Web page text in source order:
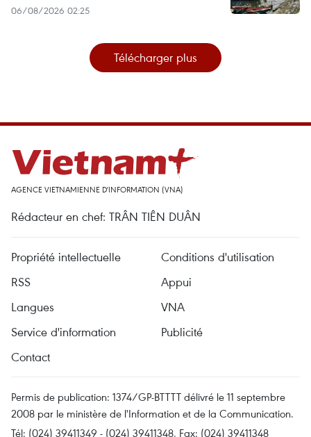
06/08/2026 02:25
Télécharger plus
AGENCE VIETNAMIENNE D'INFORMATION (VNA)
Rédacteur en chef: TRÂN TIÊN DUÂN
Propriété intellectuelle
Conditions d'utilisation
RSS
Appui
Langues
VNA
Service d'information
Publicité
Contact
Permis de publication: 1374/GP-BTTTT délivré le 11 septembre
2008 par le ministère de l'Information et de la Communication.
Tél: (024) 39411349 - (024) 39411348, Fax: (024) 39411348